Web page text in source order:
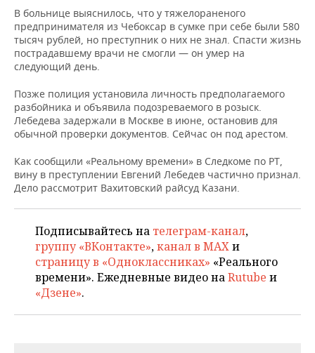
ТЕЛЕКОММУНИКАЦИИ
БИЗНЕС-БРАНЧИ
ONLINE-КОНФЕРЕНЦИИ
ФУТБОЛ
ХОККЕЙ
ВОЛЕЙБОЛ
КИБЕРСПОРТ
ФИГУРНОЕ КАТАНИЕ
ВОДНЫЕ ВИДЫ СПОРТА
ХОККЕЙ С МЯЧОМ
НОВОСТИ ОБЩЕСТВА
ВЛАСТЬ
ИСТОРИЯ
КУЛЬТУРА
МЕДИЦИНА
ОБРАЗОВАНИЕ
ПРОИСШЕСТВИЯ
ФОТОГАЛЕРЕЯ
СЮЖЕТЫ
СПИСОК ПЕРСОН
СПИСОК КОМПАНИЙ
ПОЛНАЯ ВЕРСИЯ
В больнице выяснилось, что у тяжелораненого
предпринимателя из Чебоксар в сумке при себе были 580
тысяч рублей, но преступник о них не знал. Спасти жизнь
пострадавшему врачи не смогли — он умер на
следующий день.
Позже полиция установила личность предполагаемого
разбойника и объявила подозреваемого в розыск.
Лебедева задержали в Москве в июне, остановив для
обычной проверки документов. Сейчас он под арестом.
Как сообщили «Реальному времени» в Следкоме по РТ,
вину в преступлении Евгений Лебедев частично признал.
Дело рассмотрит Вахитовский райсуд Казани.
Подписывайтесь на телеграм-канал,
группу «ВКонтакте»,канал в MAXи
страницу в «Одноклассниках» «Реального
времени». Ежедневные видео наRutube и
«Дзене».